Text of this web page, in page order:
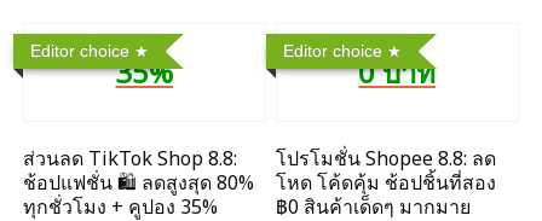
Editor choice
35%
ส่วนลด TikTok Shop 8.8:
ช้อปแฟชั่น 🛍️ ลดสูงสุด 80%
ทุกชั่วโมง + คูปอง 35%
Editor choice
0 บาท
โปรโมชั่น Shopee 8.8: ลด
โหด โค้ดคุ้ม ช้อปชิ้นที่สอง
฿0 สินค้าเด็ดๆ มากมาย